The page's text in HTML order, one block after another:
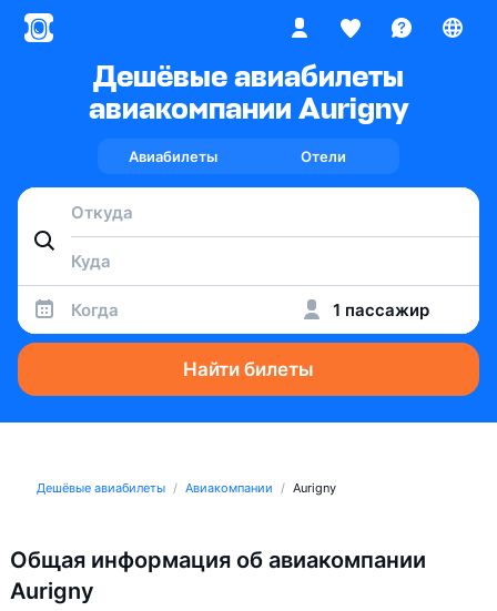
Дешёвые авиабилеты
авиакомпании Aurigny
Авиабилеты Отели
Когда 1 пассажир
Найти билеты
Дешёвые авиабилеты Авиакомпании Aurigny
Общая информация об авиакомпании
Aurigny